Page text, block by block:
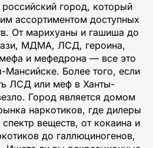
город, который
ассортиментом доступных
От марихуаны и гашиша до
МДМА, ЛСД, героина,
и мефедрона — все это
Более того, если
ЛСД или меф в Ханты-
Город является домом
наркотиков, где дилеры
веществ, от кокаина и
до галлюциногенов,